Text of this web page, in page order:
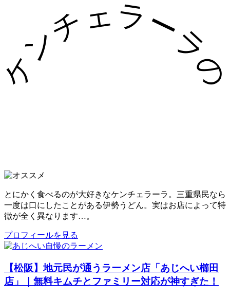
ンチェラーラ
とにかく食べるのが大好きなケンチェラーラ。三重県民なら
一度は口にしたことがある伊勢うどん。実はお店によって特
徴が全く異なります…。
プロフィールを見る
【松阪】地元民が通うラーメン店「あじへい櫛田
店」｜無料キムチとファミリー対応が神すぎた！